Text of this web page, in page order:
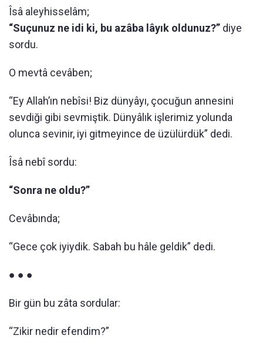
Îsâ aleyhisselâm;
“Suçunuz ne idi ki, bu azâba lâyık oldunuz?” diye
sordu.
O mevtâ cevâben;
“Ey Allah’ın nebîsi! Biz dünyâyı, çocuğun annesini
sevdiği gibi sevmiştik. Dünyâlık işlerimiz yolunda
olunca sevinir, iyi gitmeyince de üzülürdük” dedi.
Îsâ nebî sordu:
“Sonra ne oldu?”
Cevâbında;
“Gece çok iyiydik. Sabah bu hâle geldik” dedi.
● ● ●
Bir gün bu zâta sordular:
“Zikir nedir efendim?”